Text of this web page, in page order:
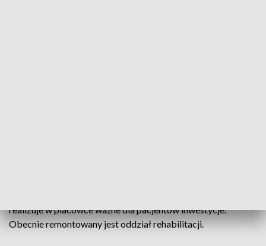
realizuje w placówce ważne dla pacjentów inwestycje.
Obecnie remontowany jest oddział rehabilitacji.